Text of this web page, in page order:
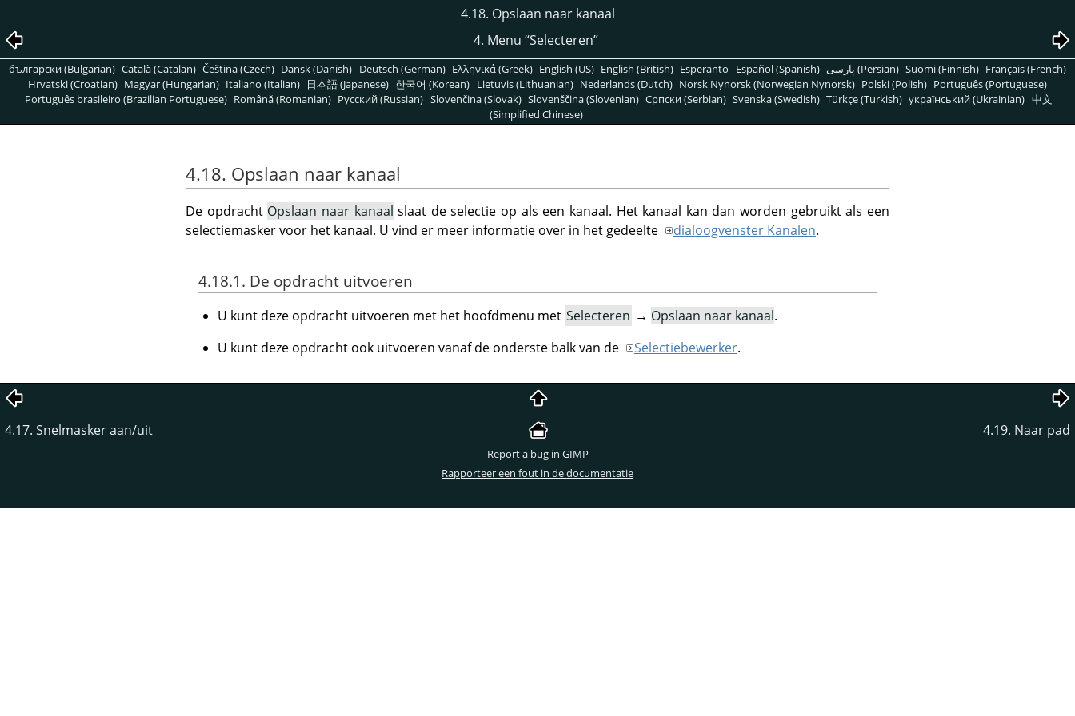
4.18. Opslaan naar kanaal
4. Menu “Selecteren”
български (Bulgarian) Català (Catalan) Čeština (Czech) Dansk (Danish) Deutsch (German) Ελληνικά (Greek) English (US) English (British) Esperanto Español (Spanish) پارسی (Persian) Suomi (Finnish) Français (French)
Hrvatski (Croatian) Magyar (Hungarian) Italiano (Italian) 日本語 (Japanese) 한국어 (Korean) Lietuvis (Lithuanian) Nederlands (Dutch) Norsk Nynorsk (Norwegian Nynorsk) Polski (Polish) Português (Portuguese)
Português brasileiro (Brazilian Portuguese) Română (Romanian) Pусский (Russian) Slovenčina (Slovak) Slovenščina (Slovenian) Српски (Serbian) Svenska (Swedish) Türkçe (Turkish) український (Ukrainian) 中文
(Simplified Chinese)
4.18. Opslaan naar kanaal
De opdracht Opslaan naar kanaal slaat de selectie op als een kanaal. Het kanaal kan dan worden gebruikt als een
selectiemasker voor het kanaal. U vind er meer informatie over in het gedeelte
dialoogvenster Kanalen.
4.18.1. De opdracht uitvoeren
U kunt deze opdracht uitvoeren met het hoofdmenu met Selecteren → Opslaan naar kanaal.
U kunt deze opdracht ook uitvoeren vanaf de onderste balk van de
Selectiebewerker.
4.17. Snelmasker aan/uit 4.19. Naar pad
Report a bug in GIMP
Rapporteer een fout in de documentatie